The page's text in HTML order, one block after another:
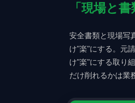
「現場と
安全書類と現場写
け"楽"にする。元
け"楽"にする取り
だけ削れるかは業